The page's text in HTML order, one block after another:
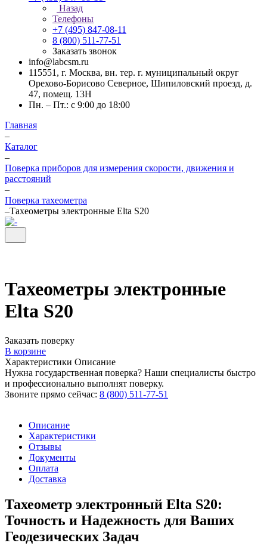
Назад
Телефоны
+7 (495) 847-08-11
8 (800) 511-77-51
Заказать звонок
info@labcsm.ru
115551, г. Москва, вн. тер. г. муниципальный округ
Орехово-Борисово Северное, Шипиловский проезд, д.
47, помещ. 13Н
Пн. – Пт.: с 9:00 до 18:00
Главная
–
Каталог
–
Поверка приборов для измерения скорости, движения и
расстояний
–
Поверка тахеометра
–Тахеометры электронные Elta S20
Тахеометры электронные
Elta S20
Заказать поверку
В корзине
Характеристики Описание
Нужна государственная поверка? Наши специалисты быстро
и профессионально выполнят поверку.
Звоните прямо сейчас: 8 (800) 511-77-51
Описание
Характеристики
Отзывы
Документы
Оплата
Доставка
Тахеометр электронный Elta S20:
Точность и Надежность для Ваших
Геодезических Задач